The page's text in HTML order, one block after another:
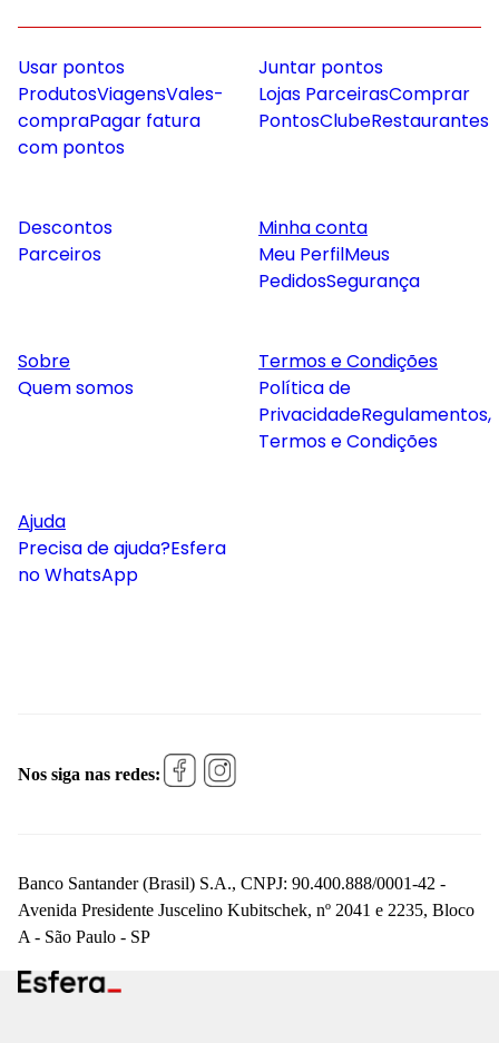
Usar pontos
ProdutosViagensVales-
compraPagar fatura
com pontos
Juntar pontos
Lojas ParceirasComprar
PontosClubeRestaurantes
Descontos
Parceiros
Minha conta
Meu PerfilMeus
PedidosSegurança
Sobre
Quem somos
Termos e Condições
Política de
PrivacidadeRegulamentos,
Termos e Condições
Ajuda
Precisa de ajuda?Esfera
no WhatsApp
Nos siga nas redes:
Banco Santander (Brasil) S.A., CNPJ: 90.400.888/0001-42 -
Avenida Presidente Juscelino Kubitschek, nº 2041 e 2235, Bloco
A - São Paulo - SP